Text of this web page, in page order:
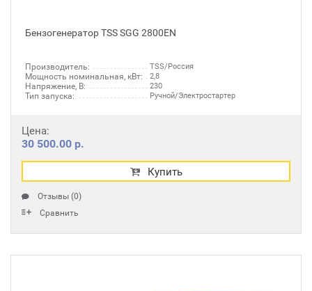
Бензогенератор TSS SGG 2800EN
Производитель: TSS/Россия
Мощность номинальная, кВт: 2,8
Напряжение, В: 230
Тип запуска: Ручной/Электростартер
Цена:
30 500.00 р.
Купить
Отзывы (0)
Сравнить